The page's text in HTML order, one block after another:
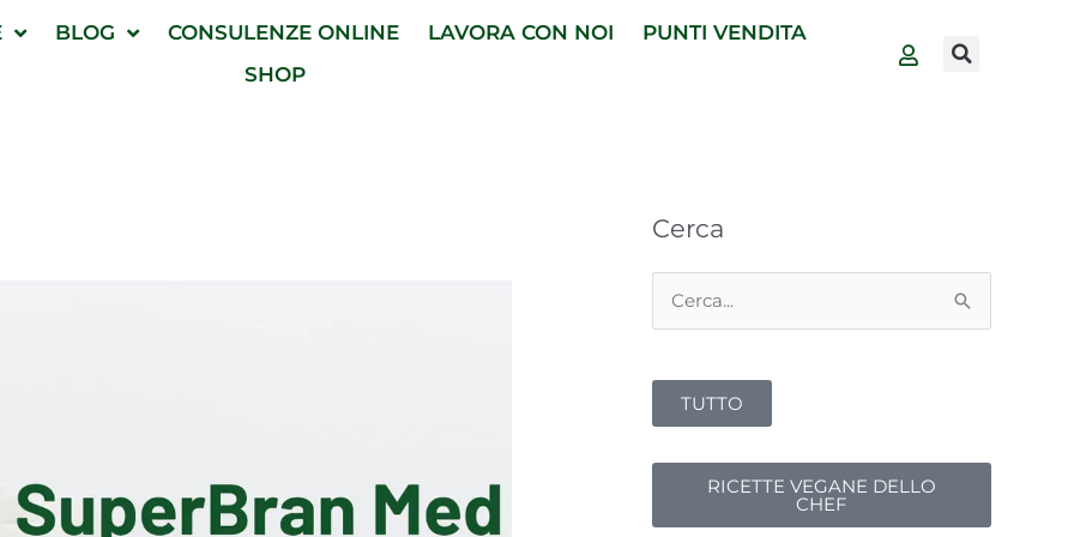
BLOG CONSULENZE ONLINE LAVORA CON NOI
PUNTI VENDITA
SHOP
Cerca
Cerca:
TUTTO
RICETTE VEGANE DELLO
CHEF